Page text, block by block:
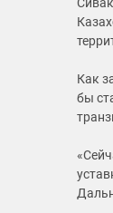
Как
бы